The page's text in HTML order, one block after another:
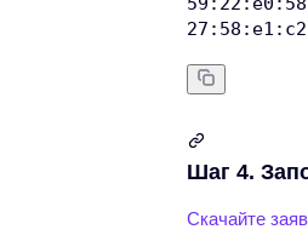
Шаг 4.
Скачайте